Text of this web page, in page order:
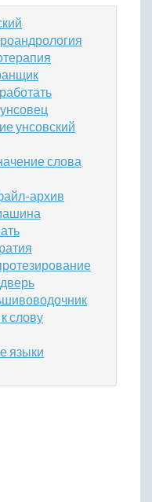
унсовский
слова
архив
слову
языки